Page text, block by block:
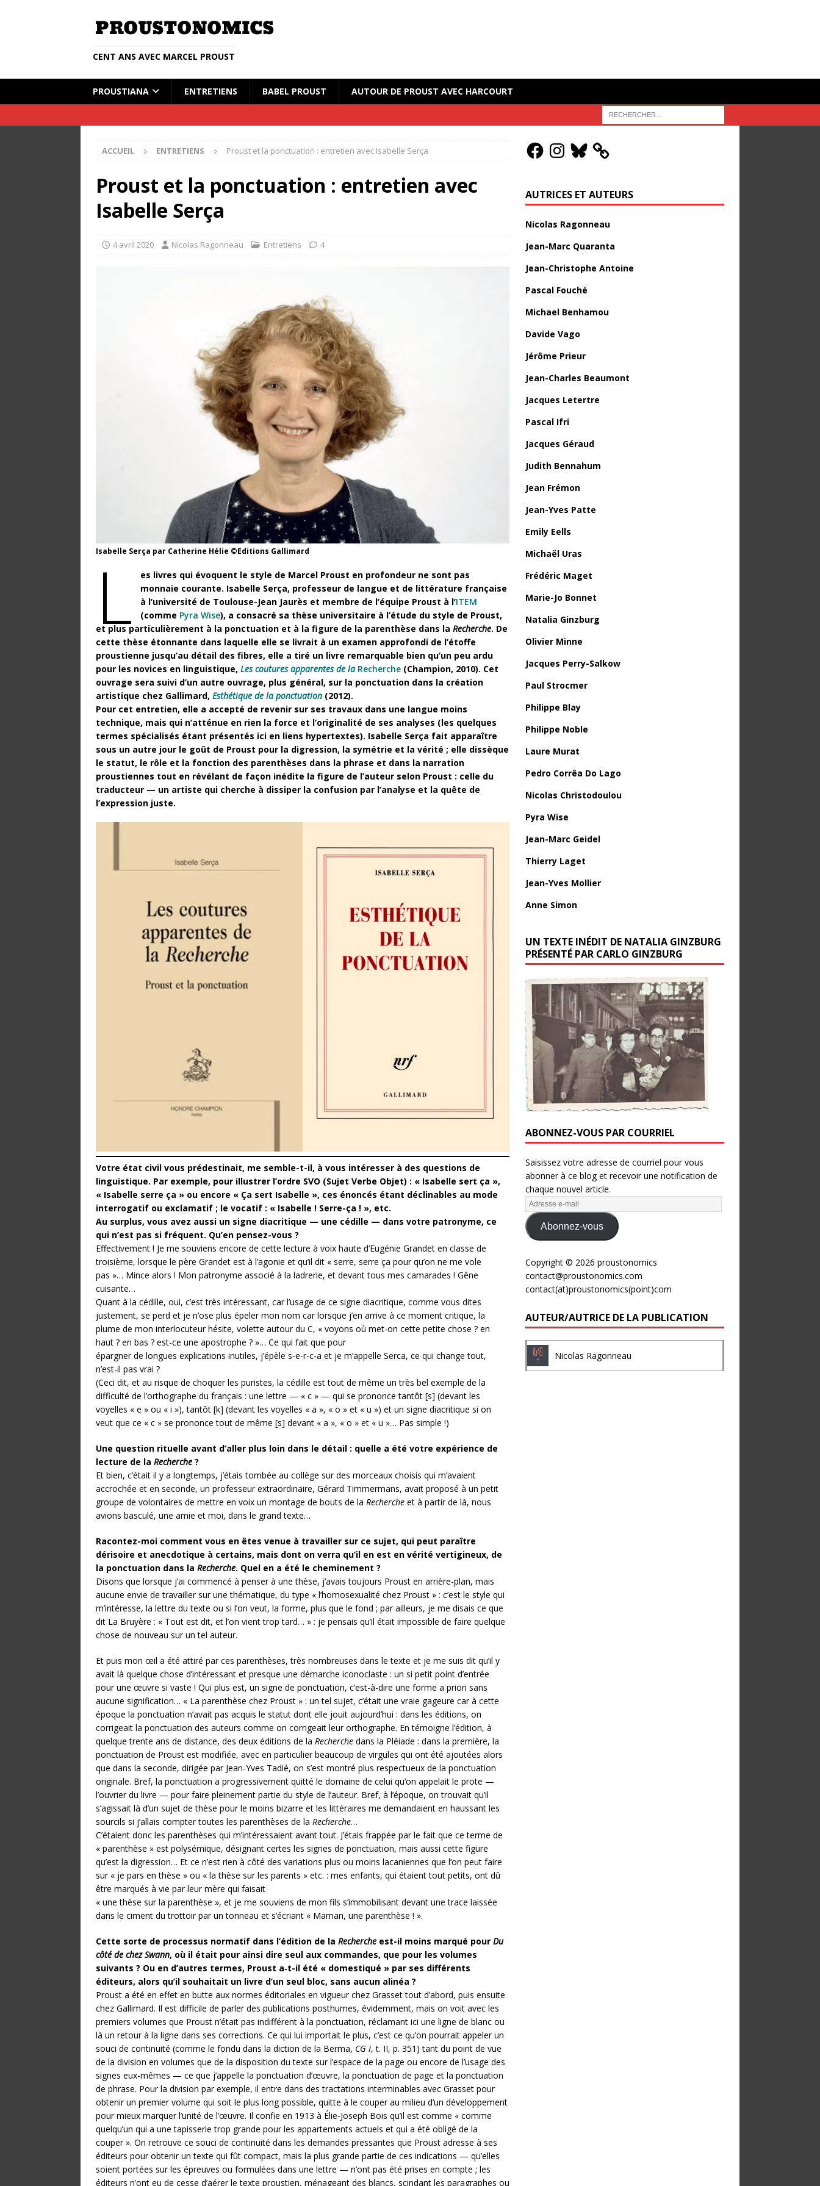
CENT ANS AVEC MARCEL PROUST
PROUSTIANA ENTRETIENS BABEL PROUST AUTOUR DE PROUST AVEC HARCOURT
ACCUEIL ENTRETIENS Proust et la ponctuation : entretien avec Isabelle Serça
Proust et la ponctuation : entretien avec
Isabelle Serça
4 avril 2020 Nicolas Ragonneau Entretiens 4
Isabelle Serça par Catherine Hélie ©Editions Gallimard
L
es livres qui évoquent le style de Marcel Proust en profondeur ne sont pas
monnaie courante. Isabelle Serça, professeur de langue et de littérature française
à l’université de Toulouse-Jean Jaurès et membre de l’équipe Proust à l’ITEM
(comme Pyra Wise), a consacré sa thèse universitaire à l’étude du style de Proust,
et plus particulièrement à la ponctuation et à la figure de la parenthèse dans la Recherche. De
cette thèse étonnante dans laquelle elle se livrait à un examen approfondi de l’étoffe
proustienne jusqu’au détail des fibres, elle a tiré un livre remarquable bien qu’un peu ardu
pour les novices en linguistique, Les coutures apparentes de laRecherche (Champion, 2010). Cet
ouvrage sera suivi d’un autre ouvrage, plus général, sur la ponctuation dans la création
artistique chez Gallimard, Esthétique de la ponctuation (2012).
Pour cet entretien, elle a accepté de revenir sur ses travaux dans une langue moins
technique, mais qui n’atténue en rien la force et l’originalité de ses analyses (les quelques
termes spécialisés étant présentés ici en liens hypertextes). Isabelle Serça fait apparaître
sous un autre jour le goût de Proust pour la digression, la symétrie et la vérité ; elle dissèque
le statut, le rôle et la fonction des parenthèses dans la phrase et dans la narration
proustiennes tout en révélant de façon inédite la figure de l’auteur selon Proust : celle du
traducteur — un artiste qui cherche à dissiper la confusion par l’analyse et la quête de
l’expression juste.
Votre état civil vous prédestinait, me semble-t-il, à vous intéresser à des questions de
linguistique. Par exemple, pour illustrer l’ordre SVO (Sujet Verbe Objet) : « Isabelle sert ça »,
« Isabelle serre ça » ou encore « Ça sert Isabelle », ces énoncés étant déclinables au mode
interrogatif ou exclamatif ; le vocatif : « Isabelle ! Serre-ça ! », etc.
Au surplus, vous avez aussi un signe diacritique — une cédille — dans votre patronyme, ce
qui n’est pas si fréquent. Qu’en pensez-vous ?
Effectivement ! Je me souviens encore de cette lecture à voix haute d’Eugénie Grandet en classe de
troisième, lorsque le père Grandet est à l’agonie et qu’il dit « serre, serre ça pour qu’on ne me vole
pas »… Mince alors ! Mon patronyme associé à la ladrerie, et devant tous mes camarades ! Gêne
cuisante…
Quant à la cédille, oui, c’est très intéressant, car l’usage de ce signe diacritique, comme vous dites
justement, se perd et je n’ose plus épeler mon nom car lorsque j’en arrive à ce moment critique, la
plume de mon interlocuteur hésite, volette autour du C, « voyons où met-on cette petite chose ? en
haut ? en bas ? est-ce une apostrophe ? »… Ce qui fait que pour
épargner de longues explications inutiles, j’épèle s‑e-r-c‑a et je m’appelle Serca, ce qui change tout,
n’est-il pas vrai ?
(Ceci dit, et au risque de choquer les puristes, la cédille est tout de même un très bel exemple de la
difficulté de l’orthographe du français : une lettre — « c » — qui se prononce tantôt [s] (devant les
voyelles « e » ou « i »), tantôt [k] (devant les voyelles « a », « o » et « u ») et un signe diacritique si on
veut que ce « c » se prononce tout de même [s] devant « a », « o » et « u »… Pas simple !)
Une question rituelle avant d’aller plus loin dans le détail : quelle a été votre expérience de
lecture de la Recherche ?
Et bien, c’était il y a longtemps, j’étais tombée au collège sur des morceaux choisis qui m’avaient
accrochée et en seconde, un professeur extraordinaire, Gérard Timmermans, avait proposé à un petit
groupe de volontaires de mettre en voix un montage de bouts de la Recherche et à partir de là, nous
avions basculé, une amie et moi, dans le grand texte…
Racontez-moi comment vous en êtes venue à travailler sur ce sujet, qui peut paraître
dérisoire et anecdotique à certains, mais dont on verra qu’il en est en vérité vertigineux, de
la ponctuation dans la Recherche. Quel en a été le cheminement ?
Disons que lorsque j’ai commencé à penser à une thèse, j’avais toujours Proust en arrière-plan, mais
aucune envie de travailler sur une thématique, du type « l’homosexualité chez Proust » : c’est le style qui
m’intéresse, la lettre du texte ou si l’on veut, la forme, plus que le fond ; par ailleurs, je me disais ce que
dit La Bruyère : « Tout est dit, et l’on vient trop tard… » : je pensais qu’il était impossible de faire quelque
chose de nouveau sur un tel auteur.
Et puis mon œil a été attiré par ces parenthèses, très nombreuses dans le texte et je me suis dit qu’il y
avait là quelque chose d’intéressant et presque une démarche iconoclaste : un si petit point d’entrée
pour une œuvre si vaste ! Qui plus est, un signe de ponctuation, c’est-à-dire une forme a priori sans
aucune signification… « La parenthèse chez Proust » : un tel sujet, c’était une vraie gageure car à cette
époque la ponctuation n’avait pas acquis le statut dont elle jouit aujourd’hui : dans les éditions, on
corrigeait la ponctuation des auteurs comme on corrigeait leur orthographe. En témoigne l’édition, à
quelque trente ans de distance, des deux éditions de la Recherche dans la Pléiade : dans la première, la
ponctuation de Proust est modifiée, avec en particulier beaucoup de virgules qui ont été ajoutées alors
que dans la seconde, dirigée par Jean-Yves Tadié, on s’est montré plus respectueux de la ponctuation
originale. Bref, la ponctuation a progressivement quitté le domaine de celui qu’on appelait le prote —
l’ouvrier du livre — pour faire pleinement partie du style de l’auteur. Bref, à l’époque, on trouvait qu’il
s’agissait là d’un sujet de thèse pour le moins bizarre et les littéraires me demandaient en haussant les
sourcils si j’allais compter toutes les parenthèses de la Recherche…
C’étaient donc les parenthèses qui m’intéressaient avant tout. J’étais frappée par le fait que ce terme de
« parenthèse » est polysémique, désignant certes les signes de ponctuation, mais aussi cette figure
qu’est la digression… Et ce n’est rien à côté des variations plus ou moins lacaniennes que l’on peut faire
sur « je pars en thèse » ou « la thèse sur les parents » etc. : mes enfants, qui étaient tout petits, ont dû
être marqués à vie par leur mère qui faisait
« une thèse sur la parenthèse », et je me souviens de mon fils s’immobilisant devant une trace laissée
dans le ciment du trottoir par un tonneau et s’écriant « Maman, une parenthèse ! ».
Cette sorte de processus normatif dans l’édition de la Recherche est-il moins marqué pour Du
côté de chez Swann, où il était pour ainsi dire seul aux commandes, que pour les volumes
suivants ? Ou en d’autres termes, Proust a‑t-il été « domestiqué » par ses différents
éditeurs, alors qu’il souhaitait un livre d’un seul bloc, sans aucun alinéa ?
Proust a été en effet en butte aux normes éditoriales en vigueur chez Grasset tout d’abord, puis ensuite
chez Gallimard. Il est difficile de parler des publications posthumes, évidemment, mais on voit avec les
premiers volumes que Proust n’était pas indifférent à la ponctuation, réclamant ici une ligne de blanc ou
là un retour à la ligne dans ses corrections. Ce qui lui importait le plus, c’est ce qu’on pourrait appeler un
souci de continuité (comme le fondu dans la diction de la Berma, CG I, t. II, p. 351) tant du point de vue
de la division en volumes que de la disposition du texte sur l’espace de la page ou encore de l’usage des
signes eux-mêmes — ce que j’appelle la ponctuation d’œuvre, la ponctuation de page et la ponctuation
de phrase. Pour la division par exemple, il entre dans des tractations interminables avec Grasset pour
obtenir un premier volume qui soit le plus long possible, quitte à le couper au milieu d’un développement
pour mieux marquer l’unité de l’œuvre. Il confie en 1913 à Élie-Joseph Bois qu’il est comme « comme
quelqu’un qui a une tapisserie trop grande pour les appartements actuels et qui a été obligé de la
couper ». On retrouve ce souci de continuité dans les demandes pressantes que Proust adresse à ses
éditeurs pour obtenir un texte qui fût compact, mais la plus grande partie de ces indications — qu’elles
soient portées sur les épreuves ou formulées dans une lettre — n’ont pas été prises en compte ; les
éditeurs n’ont eu de cesse d’aérer le texte proustien, ménageant des blancs, scindant les paragraphes ou
AUTRICES ET AUTEURS
Nicolas Ragonneau
Jean-Marc Quaranta
Jean-Christophe Antoine
Pascal Fouché
Michael Benhamou
Davide Vago
Jérôme Prieur
Jean-Charles Beaumont
Jacques Letertre
Pascal Ifri
Jacques Géraud
Judith Bennahum
Jean Frémon
Jean-Yves Patte
Emily Eells
Michaël Uras
Frédéric Maget
Marie-Jo Bonnet
Natalia Ginzburg
Olivier Minne
Jacques Perry-Salkow
Paul Strocmer
Philippe Blay
Philippe Noble
Laure Murat
Pedro Corrêa Do Lago
Nicolas Christodoulou
Pyra Wise
Jean-Marc Geidel
Thierry Laget
Jean-Yves Mollier
Anne Simon
UN TEXTE INÉDIT DE NATALIA GINZBURG
PRÉSENTÉ PAR CARLO GINZBURG
ABONNEZ-VOUS PAR COURRIEL
Saisissez votre adresse de courriel pour vous
abonner à ce blog et recevoir une notification de
chaque nouvel article.
Abonnez-vous
Copyright © 2026 proustonomics
contact@proustonomics.com
contact(at)proustonomics(point)com
AUTEUR/AUTRICE DE LA PUBLICATION
Nicolas Ragonneau